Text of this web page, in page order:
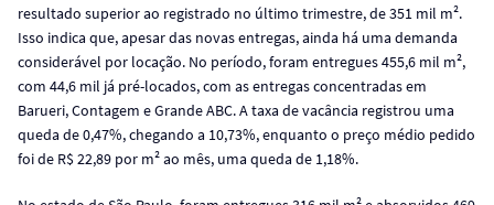
resultado superior ao registrado no último trimestre, de 351 mil m².
Isso indica que, apesar das novas entregas, ainda há uma demanda
considerável por locação. No período, foram entregues 455,6 mil m²,
com 44,6 mil já pré-locados, com as entregas concentradas em
Barueri, Contagem e Grande ABC. A taxa de vacância registrou uma
queda de 0,47%, chegando a 10,73%, enquanto o preço médio pedido
foi de R$ 22,89 por m² ao mês, uma queda de 1,18%.